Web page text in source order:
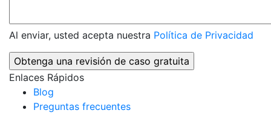
Al enviar, usted acepta nuestra Política de Privacidad
Enlaces Rápidos
Blog
Preguntas frecuentes